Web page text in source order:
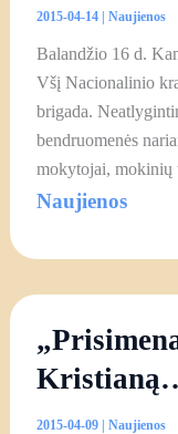
2015-04-14 Naujienos
Balandžio 16 d.
Všį Nacionalinio
brigada.
bendruomenės
mokytojai, mokinių
Naujienos
2015-04-09 Naujienos